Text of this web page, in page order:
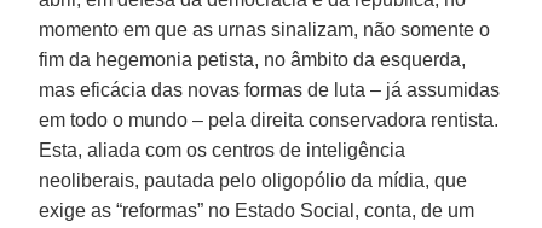
momento em que as urnas sinalizam, não somente o
fim da hegemonia petista, no âmbito da esquerda,
mas eficácia das novas formas de luta – já assumidas
em todo o mundo – pela direita conservadora rentista.
Esta, aliada com os centros de inteligência
neoliberais, pautada pelo oligopólio da mídia, que
exige as “reformas” no Estado Social, conta, de um